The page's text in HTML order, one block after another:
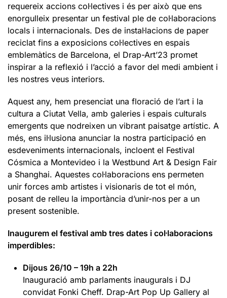
requereix accions col·lectives i és per això que ens
enorgulleix presentar un festival ple de col·laboracions
locals i internacionals. Des de instal·lacions de paper
reciclat fins a exposicions col·lectives en espais
emblemàtics de Barcelona, el Drap-Art’23 promet
inspirar a la reflexió i l’acció a favor del medi ambient i
les nostres veus interiors.
Aquest any, hem presenciat una floració de l’art i la
cultura a Ciutat Vella, amb galeries i espais culturals
emergents que nodreixen un vibrant paisatge artístic. A
més, ens il·lusiona anunciar la nostra participació en
esdeveniments internacionals, incloent el Festival
Cósmica a Montevideo i la Westbund Art & Design Fair
a Shanghai. Aquestes col·laboracions ens permeten
unir forces amb artistes i visionaris de tot el món,
posant de relleu la importància d’unir-nos per a un
present sostenible.
Inaugurem el festival amb tres dates i col·laboracions
imperdibles:
Dijous 26/10 – 19h a 22h
Inauguració amb parlaments inaugurals i DJ
convidat Fonki Cheff. Drap-Art Pop Up Gallery al